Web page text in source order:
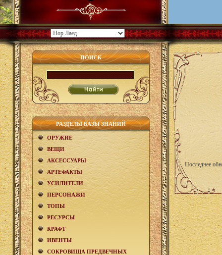
ПОИСК
РАЗДЕЛЫ БАЗЫ ЗНАНИЙ
ОРУЖИЕ
ВЕЩИ
АКCЕСCУАРЫ
АРТЕФАКТЫ
УСИЛИТЕЛИ
ПЕРСОНАЖИ
ТОПЫ
РЕСУРСЫ
КРАФТ
ИВЕНТЫ
СОКРОВИЩА ПРЕДВЕЧНЫХ
Последнее